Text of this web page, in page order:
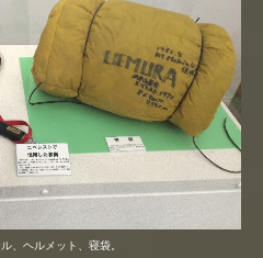
、ヘルメット、寝袋。